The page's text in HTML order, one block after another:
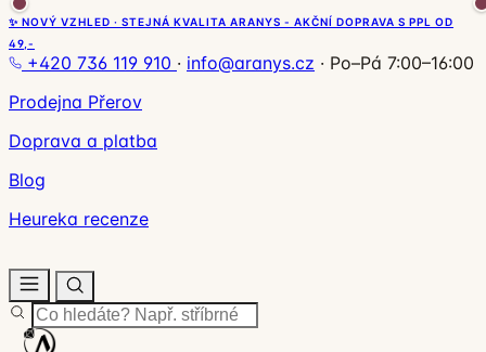
✨ NOVÝ VZHLED · STEJNÁ KVALITA ARANYS - AKČNÍ DOPRAVA S PPL OD
49,-
+420 736 119 910 · info@aranys.cz · Po–Pá 7:00–16:00
Prodejna Přerov
Doprava a platba
Blog
Heureka recenze